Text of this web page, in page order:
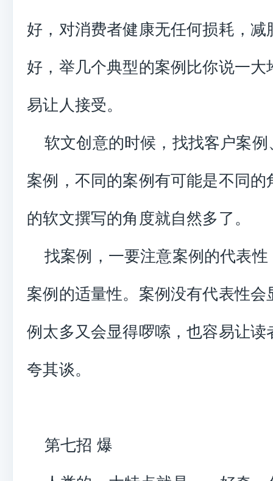
好，对消费者健康无任何损耗，减
好，举几个典型的案例比你说一大
易让人接受。
软文创意的时候，找找客户案例
案例，不同的案例有可能是不同的
的软文撰写的角度就自然多了。
找案例，一要注意案例的代表性
案例的适量性。案例没有代表性会
例太多又会显得啰嗦，也容易让读
夸其谈。
第七招 爆